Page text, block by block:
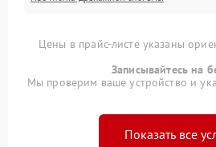
Цены в прайс-листе указаны
Записывайтесь на
Мы проверим ваше устройство и
Показать все